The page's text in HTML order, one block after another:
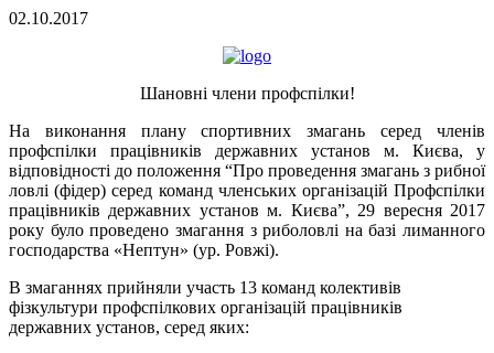
02.10.2017
Шановні члени профспілки!
На виконання плану спортивних змагань серед членів
профспілки працівників державних установ м. Києва, у
відповідності до положення “Про проведення змагань з рибної
ловлі (фідер) серед команд членських організацій Профспілки
працівників державних установ м. Києва”, 29 вересня 2017
року було проведено змагання з риболовлі на базі лиманного
господарства «Нептун» (ур. Ровжі).
В змаганнях прийняли участь 13 команд колективів
фізкультури профспілкових організацій працівників
державних установ, серед яких: